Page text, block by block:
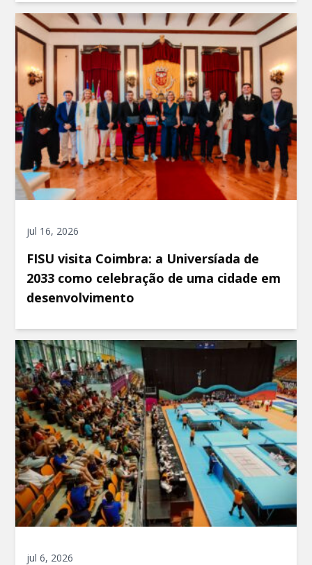
jul 16, 2026
FISU visita Coimbra: a Universíada de
2033 como celebração de uma cidade em
desenvolvimento
jul 6, 2026